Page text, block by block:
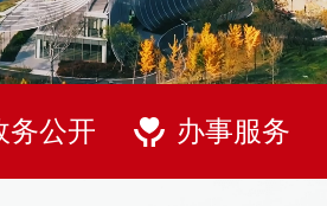
务公开 办事服务